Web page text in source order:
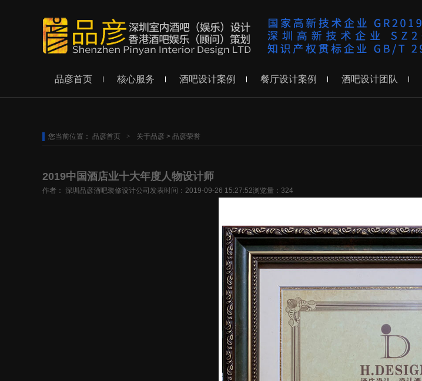
品彦首页 核心服务 酒吧设计案例 餐厅设计案例 酒吧设计团队
您当前位置： 品彦首页 > 关于品彦 > 品彦荣誉
2019中国酒店业十大年度人物设计师
作者： 深圳品彦酒吧装修设计公司 发表时间：2019-09-26 15:27:52浏览量：324